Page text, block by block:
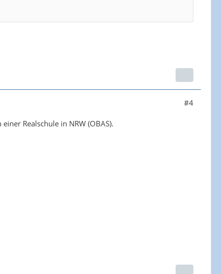
#4
Realschule in NRW (OBAS).